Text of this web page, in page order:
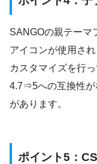
SANGOの親テーマ
アイコンが使用さ
カスタマイズを行
4.7⇒5への互換性が
があります。
ポイント5：